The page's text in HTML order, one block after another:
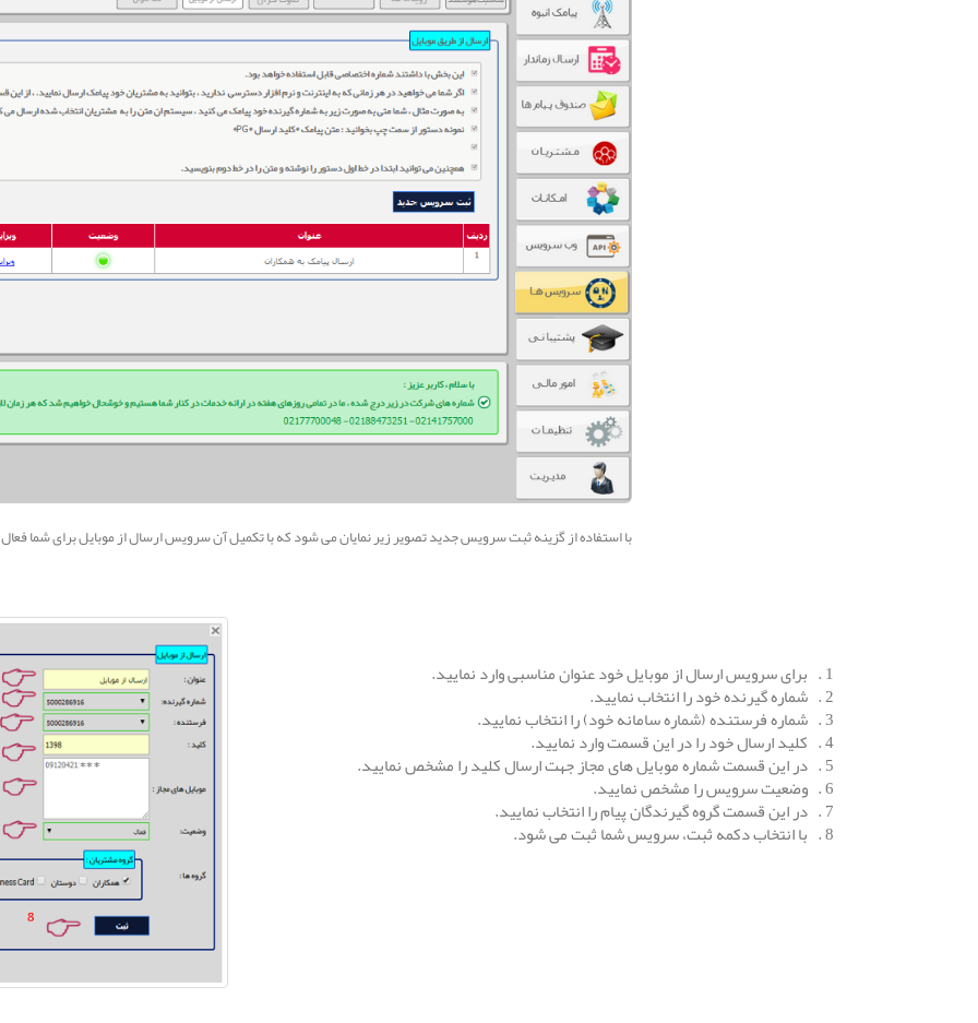
با استفاده از گزینه ثبت سرویس جدید تصویر زیر نمایان می شود که با تکمیل آن سرویس ارسال از موبایل برای شما
1 . برای سرویس ارسال از موبایل خود عنوان مناسبی وارد نمایید.
2 . شماره گیرنده خود را انتخاب نمایید.
3 . شماره فرستنده (شماره سامانه خود) را انتخاب نمایید.
4 . کلید ارسال خود را در این قسمت وارد نمایید.
5 . در این قسمت شماره موبایل های مجاز جهت ارسال کلید را مشخص نمایید.
6 . وضعیت سرویس را مشخص نمایید.
7 . در این قسمت گروه گیرندگان پیام را انتخاب نمایید.
8 . با انتخاب دکمه ثبت، سرویس شما ثبت می شود.